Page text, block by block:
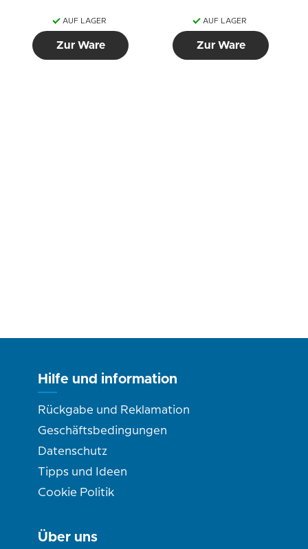
AUF LAGER
Zur Ware
AUF LAGER
Zur Ware
Hilfe und information
Rückgabe und Reklamation
Geschäftsbedingungen
Datenschutz
Tipps und Ideen
Cookie Politik
Über uns